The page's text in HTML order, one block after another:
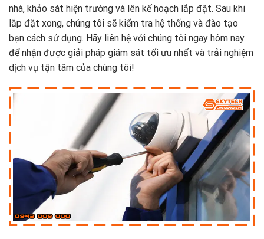
nhà, khảo sát hiện trường và lên kế hoạch lắp đặt. Sau khi
lắp đặt xong, chúng tôi sẽ kiểm tra hệ thống và đào tạo
bạn cách sử dụng. Hãy liên hệ với chúng tôi ngay hôm nay
để nhận được giải pháp giám sát tối ưu nhất và trải nghiệm
dịch vụ tận tâm của chúng tôi!